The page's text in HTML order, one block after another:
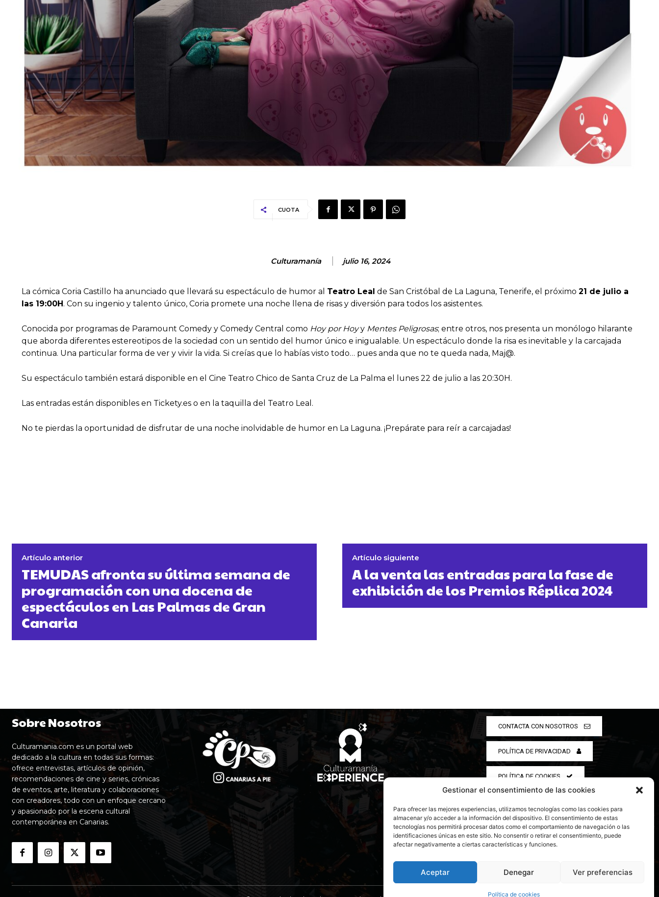
Gestionar el consentimiento de las cookies
Para ofrecer las mejores experiencias, utilizamos tecnologías como las cookies para
almacenar y/o acceder a la información del dispositivo. El consentimiento de estas
tecnologías nos permitirá procesar datos como el comportamiento de navegación o las
identificaciones únicas en este sitio. No consentir o retirar el consentimiento, puede
afectar negativamente a ciertas características y funciones.
Aceptar Denegar Ver preferencias
Política de cookies
CUOTA
Culturamanía julio 16, 2024
La cómica Coria Castillo ha anunciado que llevará su espectáculo de humor al Teatro Leal de San Cristóbal de La Laguna, Tenerife, el próximo 21 de julio a
las 19:00H. Con su ingenio y talento único, Coria promete una noche llena de risas y diversión para todos los asistentes.
Conocida por programas de Paramount Comedy y Comedy Central como Hoy por Hoyy Mentes Peligrosas; entre otros, nos presenta un monólogo hilarante
que aborda diferentes estereotipos de la sociedad con un sentido del humor único e inigualable. Un espectáculo donde la risa es inevitable y la carcajada
continua. Una particular forma de ver y vivir la vida. Si creías que lo habías visto todo… pues anda que no te queda nada, Maj@.
Su espectáculo también estará disponible en el Cine Teatro Chico de Santa Cruz de La Palma el lunes 22 de julio a las 20:30H.
Las entradas están disponibles en Tickety.es o en la taquilla del Teatro Leal.
No te pierdas la oportunidad de disfrutar de una noche inolvidable de humor en La Laguna. ¡Prepárate para reír a carcajadas!
Artículo anterior
TEMUDAS afronta su última semana de
programación con una docena de
espectáculos en Las Palmas de Gran
Canaria
Artículo siguiente
A la venta las entradas para la fase de
exhibición de los Premios Réplica 2024
Sobre Nosotros
Culturamania.com es un portal web
dedicado a la cultura en todas sus formas:
ofrece entrevistas, artículos de opinión,
recomendaciones de cine y series, crónicas
de eventos, arte, literatura y colaboraciones
con creadores, todo con un enfoque cercano
y apasionado por la escena cultural
contemporánea en Canarias.
CONTACTA CON NOSOTROS
POLÍTICA DE PRIVACIDAD
POLÍTICA DE COOKIES